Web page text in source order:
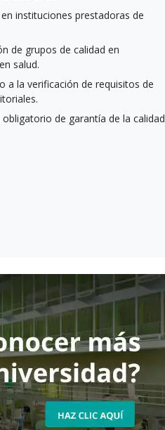
instituciones prestadoras de
de grupos de calidad en
salud.
a la verificación de requisitos de
de garantía de la calidad